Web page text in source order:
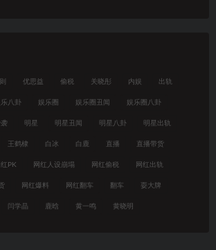
优思益 偷税 关晓彤 内娱 出轨
乐八卦 娱乐圈 娱乐圈丑闻 娱乐圈八卦
明星 明星丑闻 明星八卦 明星出轨
王鹤棣 白冰 白鹿 直播 直播带货
红PK 网红人设崩塌 网红偷税 网红出轨
网红爆料 网红翻车 翻车 耍大牌
闫学晶 鹿晗 黄一鸣 黄晓明